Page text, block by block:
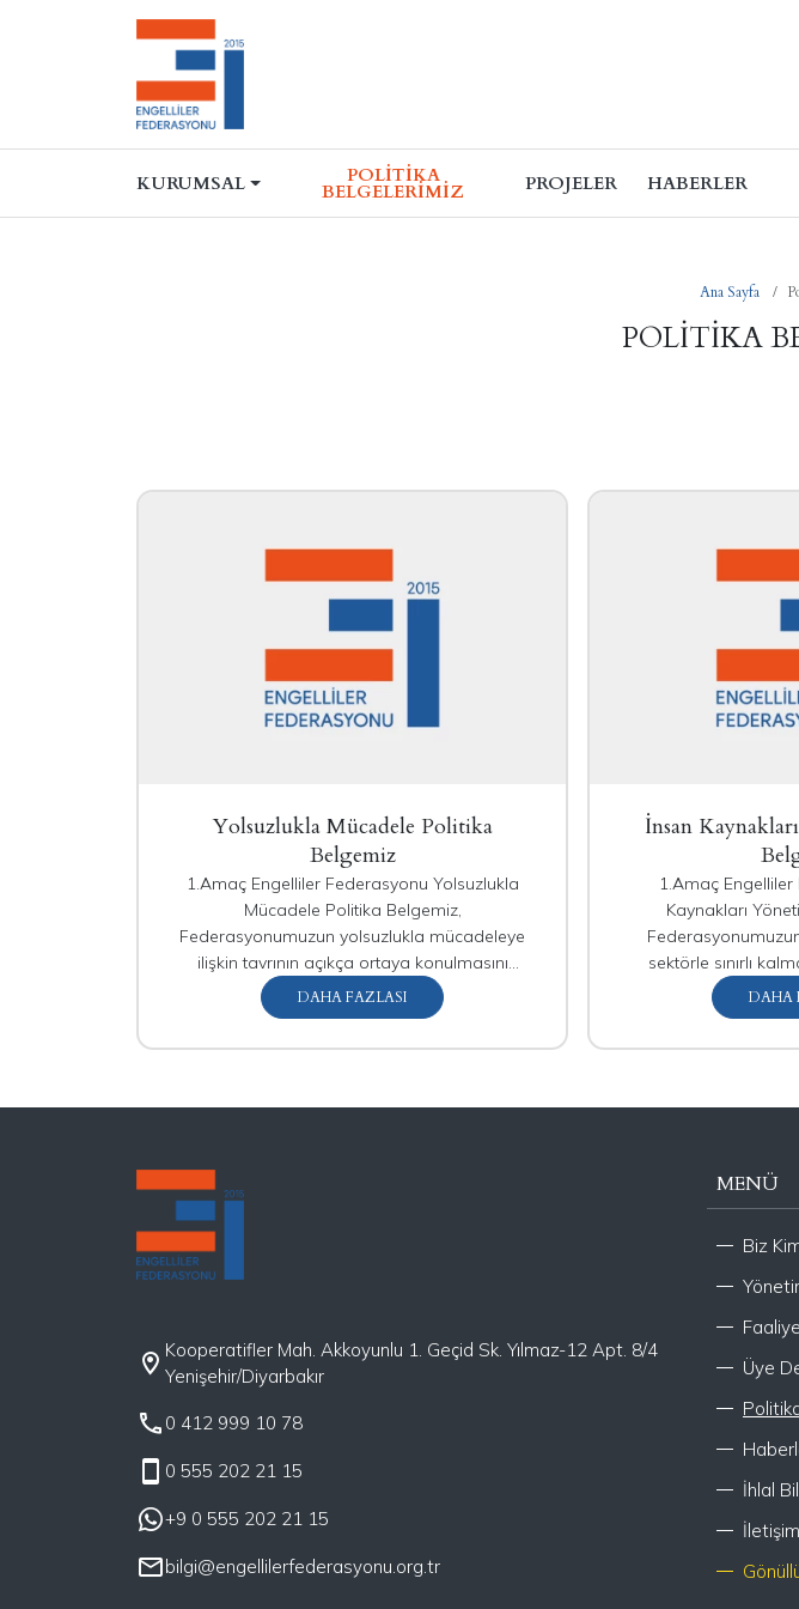
KURUMSAL POLITIKA
BELGELERIMIZ PROJELER HABERLER
Ana Sayfa
POLITIKA
Yolsuzlukla Mücadele Politika
Belgemiz
1.Amaç Engelliler Federasyonu Yolsuzlukla
Mücadele Politika Belgemiz,
Federasyonumuzun yolsuzlukla mücadeleye
ilişkin tavrının açıkça ortaya konulmasını
hedeflemektedir. Politika Belgemiz, aynı
zamanda, Federasyonun mal veya hizmet
DAHA FAZLASI
İnsan
1.Amaç
Kaynakları
sektörle sınırlı
ilişkileri ve hakları
ortaya konulmasını
DAHA
Kooperatifler Mah. Akkoyunlu 1. Geçid Sk. Yılmaz-12 Apt. 8/4
Yenişehir/Diyarbakır
0 412 999 10 78
0 555 202 21 15
+9 0 555 202 21 15
bilgi@engellilerfederasyonu.org.tr
MENÜ
Biz
Üye
İhlal
İletişim